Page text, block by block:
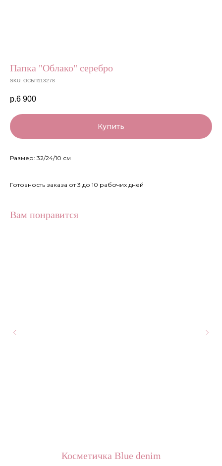
Папка "Облако" серебро
SKU: ОСБП113278
р.6 900
Купить
Размер: 32/24/10 см
Готовность заказа от 3 до 10 рабочих дней
Вам понравится
Косметичка Blue denim